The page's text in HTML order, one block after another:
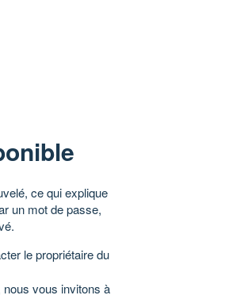
ce qui explique
un mot de passe,
le propriétaire du
nous vous invitons à